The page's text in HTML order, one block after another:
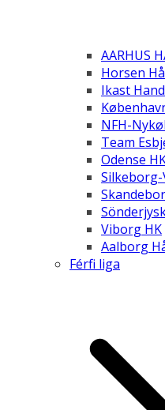
AARHUS
Horsen
Ikast
NFH-
Team
Odense
Silkeborg-
Viborg HK
Aalborg
Férfi liga